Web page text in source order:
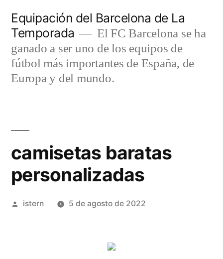
contenido
Equipación del Barcelona de La
Temporada
El FC Barcelona se ha
ganado a ser uno de los equipos de
fútbol más importantes de España, de
Europa y del mundo.
camisetas baratas
personalizadas
Publicado
istern 5 de agosto de 2022